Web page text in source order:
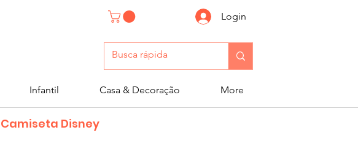
Login
Infantil Casa & Decoração More
Camiseta Disney